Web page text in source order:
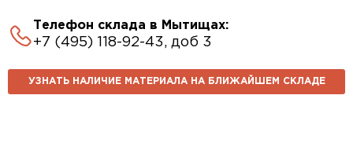
Телефон склада в Мытищах:
+7 (495) 118-92-43, доб 3
УЗНАТЬ НАЛИЧИЕ МАТЕРИАЛА НА БЛИЖАЙШЕМ СКЛАДЕ